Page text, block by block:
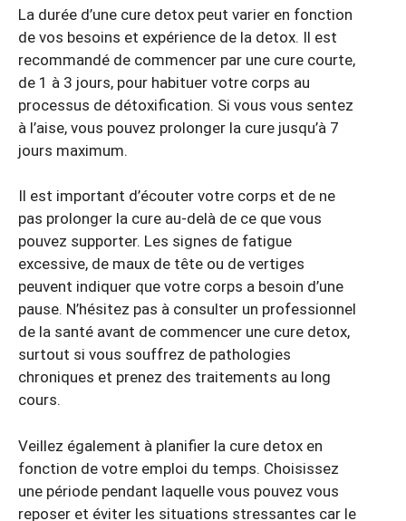
La durée d’une cure detox peut varier en fonction
de vos besoins et expérience de la detox. Il est
recommandé de commencer par une cure courte,
de 1 à 3 jours, pour habituer votre corps au
processus de détoxification. Si vous vous sentez
à l’aise, vous pouvez prolonger la cure jusqu’à 7
jours maximum.
Il est important d’écouter votre corps et de ne
pas prolonger la cure au-delà de ce que vous
pouvez supporter. Les signes de fatigue
excessive, de maux de tête ou de vertiges
peuvent indiquer que votre corps a besoin d’une
pause. N’hésitez pas à consulter un professionnel
de la santé avant de commencer une cure detox,
surtout si vous souffrez de pathologies
chroniques et prenez des traitements au long
cours.
Veillez également à planifier la cure detox en
fonction de votre emploi du temps. Choisissez
une période pendant laquelle vous pouvez vous
reposer et éviter les situations stressantes car le